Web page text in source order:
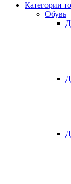
Категории
Обувь